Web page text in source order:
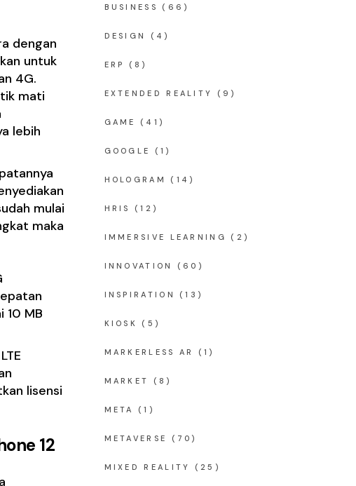
dengan
untuk
4G.
mati
lebih
mulai
maka
10 MB
lisensi
12
BUSINESS (66)
DESIGN (4)
ERP (8)
EXTENDED REALITY (9)
GAME (41)
GOOGLE (1)
HOLOGRAM (14)
HRIS (12)
IMMERSIVE LEARNING (2)
INNOVATION (60)
INSPIRATION (13)
KIOSK (5)
MARKERLESS AR (1)
MARKET (8)
META (1)
METAVERSE (70)
MIXED REALITY (25)